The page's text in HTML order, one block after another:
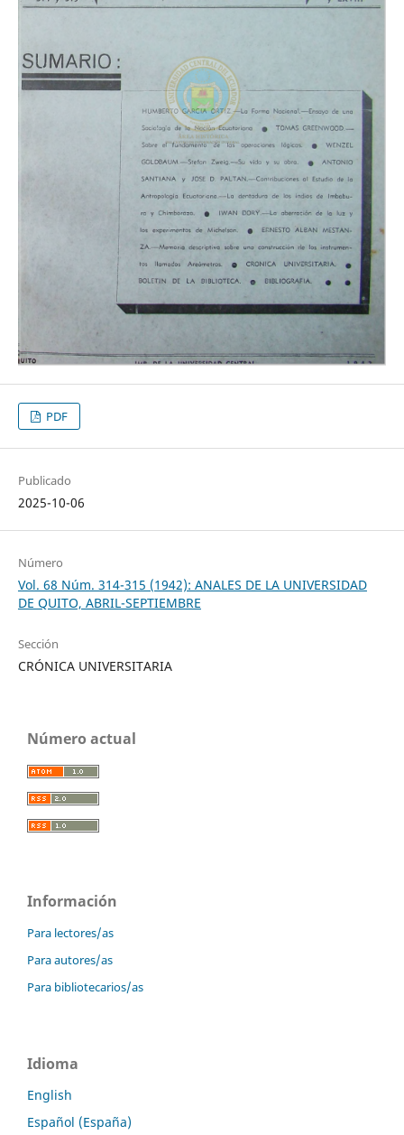
PDF
Publicado
2025-10-06
Número
Vol. 68 Núm. 314-315 (1942): ANALES DE LA UNIVERSIDAD
DE QUITO, ABRIL-SEPTIEMBRE
Sección
CRÓNICA UNIVERSITARIA
Número actual
Información
Para lectores/as
Para autores/as
Para bibliotecarios/as
Idioma
English
Español (España)